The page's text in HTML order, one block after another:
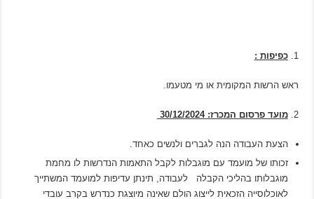
כפיפות :
ראש הרשות המקומית או מי מטעמו.
מועד פרסום המכרז: 30/12/2024
הצעת העבודה הנה לגברים ולנשים כאחד.
זכותו של מועמד עם מוגבלות לקבל התאמות הנדרשות לו מחמת
מוגבלותו בהליכי הקבלה לעבודה, תינתן עדיפות למועמד המשתייך
לאוכלוסייה הזכאית לייצוג הולם שאינה מיוצגת כנדרש בקרב עובדי